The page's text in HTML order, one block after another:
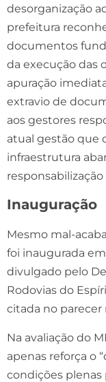
desorganização
prefeitura
documentos
da execução das
apuração
extravio de
aos gestores
atual gestão que
infraestrutura
Inauguração
Mesmo mal-
foi inaugurada
divulgado pelo
Rodovias do
citada no parecer
Na avaliação do
apenas reforça o
condições plenas